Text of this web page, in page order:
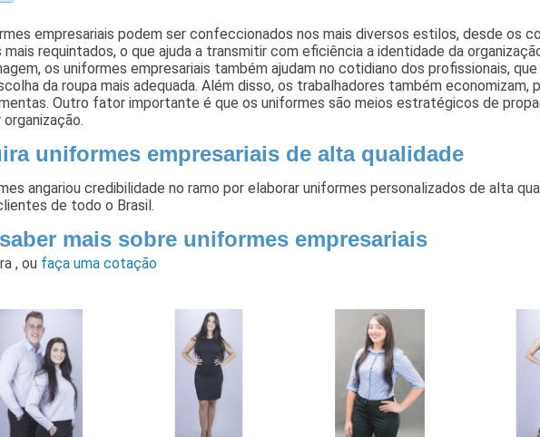
empresariais podem ser confeccionados nos mais diversos estilos, desde os
mais requintados, o que ajuda a transmitir com eficiência a identidade da
os uniformes empresariais também ajudam no cotidiano dos profissionais,
da roupa mais adequada. Além disso, os trabalhadores também economizam,
Outro fator importante é que os uniformes são meios estratégicos de
organização.
uniformes empresariais de alta qualidade
angariou credibilidade no ramo por elaborar uniformes personalizados de alta
de todo o Brasil.
mais sobre uniformes empresariais
,ou faça uma cotação